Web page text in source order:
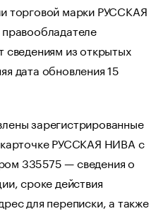
торговой марки РУССКАЯ
сведениям из открытых
дата обновления 15
зарегистрированные
РУССКАЯ НИВА с
335575 — сведения о
сроке действия
для переписки, а также